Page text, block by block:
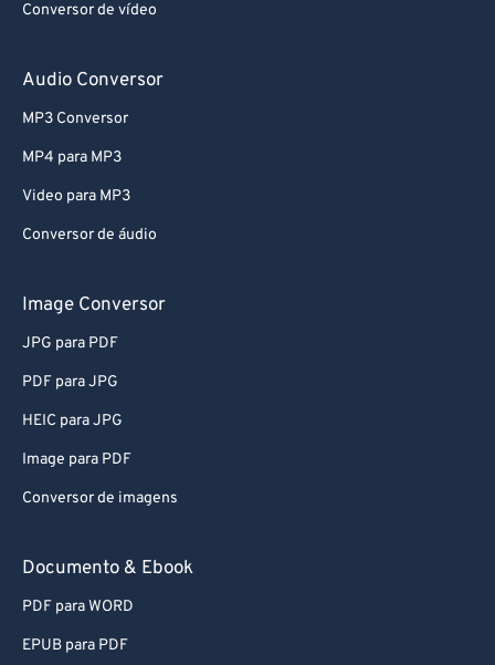
Conversor de vídeo
Audio Conversor
MP3 Conversor
MP4 para MP3
Video para MP3
Conversor de áudio
Image Conversor
JPG para PDF
PDF para JPG
HEIC para JPG
Image para PDF
Conversor de imagens
Documento & Ebook
PDF para WORD
EPUB para PDF